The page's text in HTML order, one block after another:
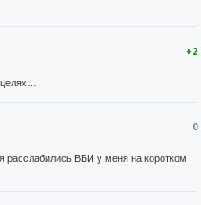
+2
0
расслабились ВБИ у меня на коротком